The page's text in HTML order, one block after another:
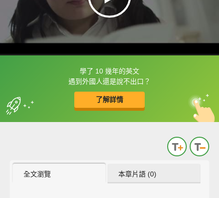
學了 10 幾年的英文
遇到外國人還是說不出口？
了解詳情
框選或點兩下字幕可以直接查字典喔！
收錄佳句 中
英
全文瀏覽 本章片語 (0)